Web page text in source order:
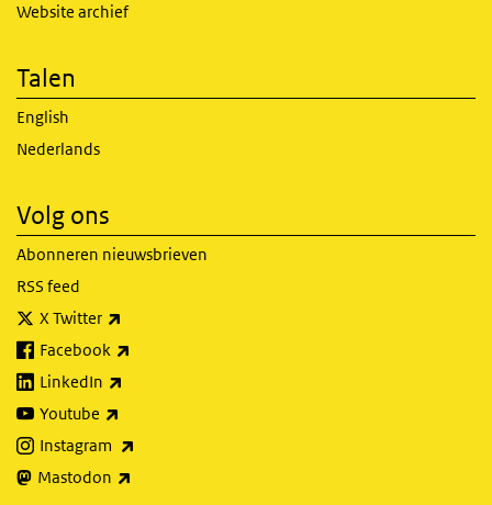
Website archief
Talen
English
Nederlands
Volg ons
Abonneren nieuwsbrieven
RSS feed
X Twitter
Facebook
LinkedIn
Youtube
Instagram
Mastodon